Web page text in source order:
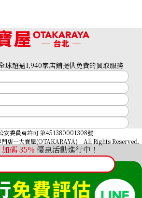
加碼35% 優惠活動進行中！
球超過1,940家店鋪提供免費的買取服務
安委員會許可 第451380001308號
店—大寶屋(OTAKARAYA) All Rights Reserved.